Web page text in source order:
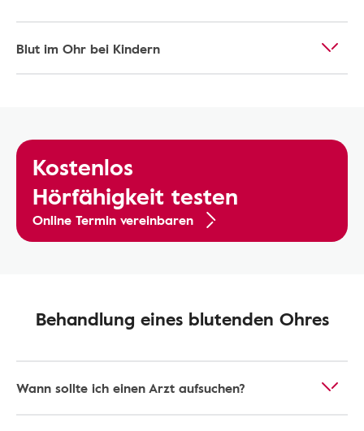
Blut im Ohr bei Kindern
Kostenlos
Hörfähigkeit testen
Online Termin vereinbaren
Behandlung eines blutenden Ohres
Wann sollte ich einen Arzt aufsuchen?